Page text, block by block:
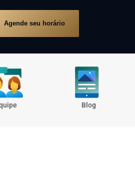
Agende seu horário
Blog